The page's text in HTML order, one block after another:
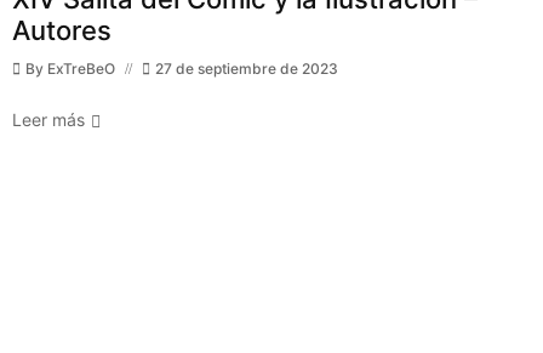
Autores
By ExTreBeO 27 de septiembre de 2023
Leer más